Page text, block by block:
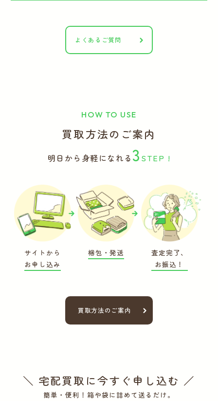
よくあるご質問
HOW TO USE
買取方法のご案内
明日から身軽になれる 3 STEP !
サイトから
お申し込み
梱包・発送
査定完了、
お振込！
買取方法のご案内
＼ 宅配買取に今すぐ申し込む ／
簡単・便利！箱や袋に詰めて送るだけ。